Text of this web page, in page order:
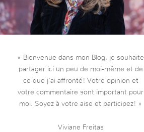
« Bienvenue dans mon Blog, je souhaite
partager ici un peu de moi-même et de
ce que j’ai affronté! Votre opinion et
votre commentaire sont important pour
moi. Soyez à votre aise et participez! »
Viviane Freitas